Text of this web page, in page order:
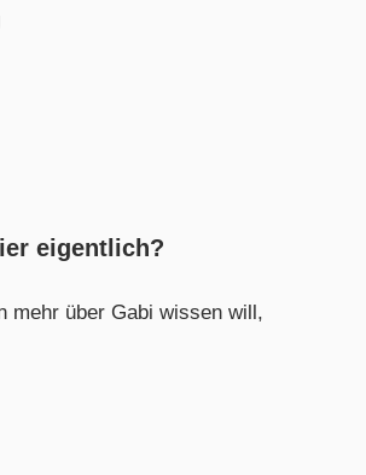
eigentlich?
mehr über Gabi wissen will,